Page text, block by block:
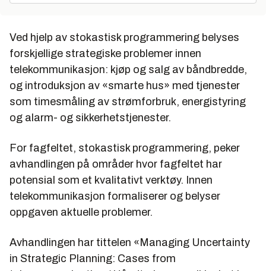
Ved hjelp av stokastisk programmering belyses
forskjellige strategiske problemer innen
telekommunikasjon: kjøp og salg av båndbredde,
og introduksjon av «smarte hus» med tjenester
som timesmåling av strømforbruk, energistyring
og alarm- og sikkerhetstjenester.
For fagfeltet, stokastisk programmering, peker
avhandlingen på områder hvor fagfeltet har
potensial som et kvalitativt verktøy. Innen
telekommunikasjon formaliserer og belyser
oppgaven aktuelle problemer.
Avhandlingen har tittelen «Managing Uncertainty
in Strategic Planning: Cases from